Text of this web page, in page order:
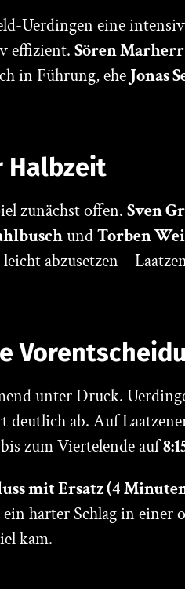
Uerdingen eine
effizient. Sören Marherr
in Führung, ehe Jonas
Halbzeit
zunächst offen. Sven
undTorben
abzusetzen –
unter Druck.
deutlich ab. Auf
zum Viertelende auf
mit Ersatz (4
harter Schlag in einer
kam.